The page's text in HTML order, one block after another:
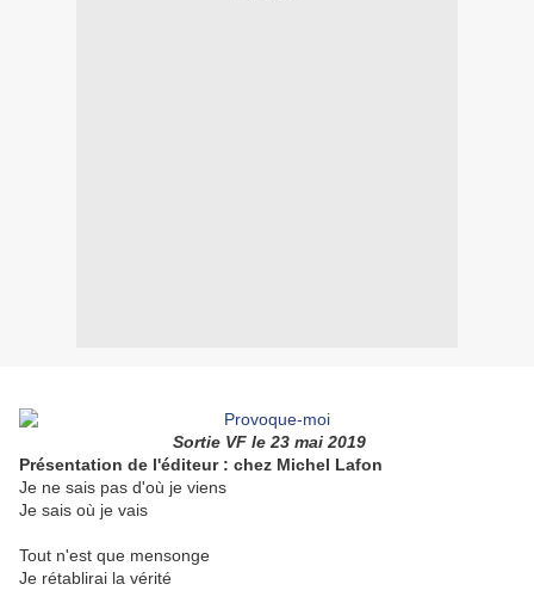
Sortie VF le 23 mai 2019
Présentation de l'éditeur : chez Michel Lafon
Je ne sais pas d'où je viens
Je sais où je vais
Tout n'est que mensonge
Je rétablirai la vérité